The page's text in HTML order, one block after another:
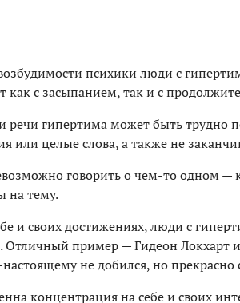
психики люди с
с засыпанием, так и с
речи гипертима может быть трудно
или целые слова, а также не
говорить о чем-то одном —
на тему.
и своих достижениях, люди с
Отличный пример — Гидеон Локхарт
не добился, но прекрасно
концентрация на себе и своих